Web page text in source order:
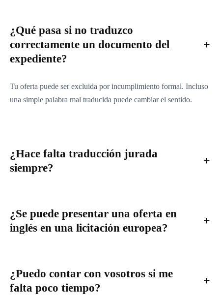
¿Qué pasa si no traduzco
correctamente un documento del
expediente?
Tu oferta puede ser excluida por incumplimiento formal. Incluso
una simple palabra mal traducida puede cambiar el sentido.
¿Hace falta traducción jurada
siempre?
¿Se puede presentar una oferta en
inglés en una licitación europea?
¿Puedo contar con vosotros si me
falta poco tiempo?